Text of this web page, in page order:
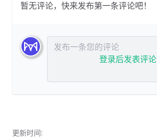
暂无评论，快来发布第一条评论吧！
发布评论
登录后发表评论
更新时间: